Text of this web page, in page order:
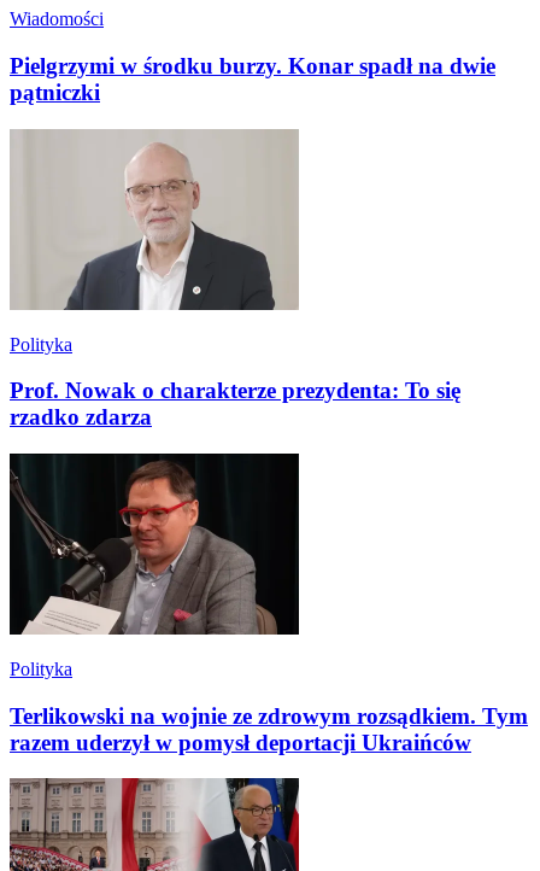
Wiadomości
Pielgrzymi w środku burzy. Konar spadł na dwie
pątniczki
Polityka
Prof. Nowak o charakterze prezydenta: To się
rzadko zdarza
Polityka
Terlikowski na wojnie ze zdrowym rozsądkiem. Tym
razem uderzył w pomysł deportacji Ukraińców